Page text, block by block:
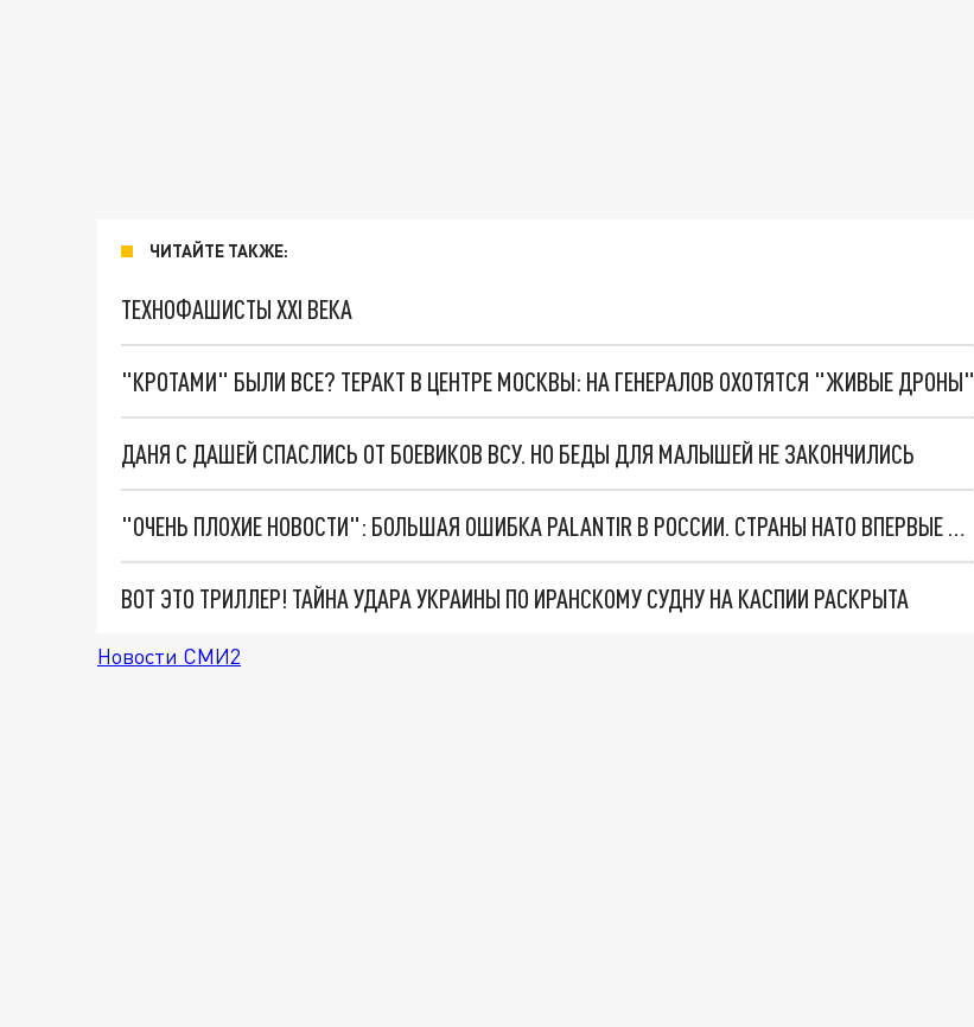
ЧИТАЙТЕ ТАКЖЕ:
ТЕХНОФАШИСТЫ XXI ВЕКА
"КРОТАМИ" БЫЛИ ВСЕ? ТЕРАКТ В ЦЕНТРЕ МОСКВЫ: НА ГЕНЕРАЛОВ ОХОТЯТСЯ "ЖИВЫЕ ДРОНЫ"
ДАНЯ С ДАШЕЙ СПАСЛИСЬ ОТ БОЕВИКОВ ВСУ. НО БЕДЫ ДЛЯ МАЛЫШЕЙ НЕ ЗАКОНЧИЛИСЬ
"ОЧЕНЬ ПЛОХИЕ НОВОСТИ": БОЛЬШАЯ ОШИБКА PALANTIR В РОССИИ. СТРАНЫ НАТО ВПЕРВЫЕ ЗА СВО ОСТАНОВИЛИ ПОСТАВКИ ОРУЖИЯ. ВСУ ТЕРЯЮТ ПРИГРАНИЧЬЕ?
ВОТ ЭТО ТРИЛЛЕР! ТАЙНА УДАРА УКРАИНЫ ПО ИРАНСКОМУ СУДНУ НА КАСПИИ РАСКРЫТА
Новости СМИ2